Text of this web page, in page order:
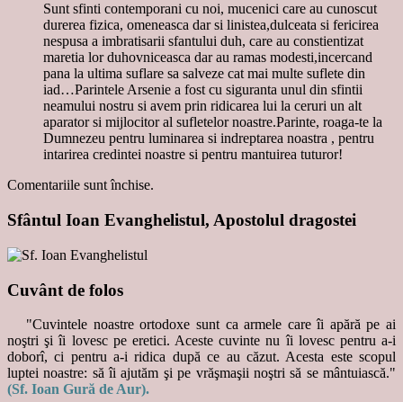
Sunt sfinti contemporani cu noi, mucenici care au cunoscut
durerea fizica, omeneasca dar si linistea,dulceata si fericirea
nespusa a imbratisarii sfantului duh, care au constientizat
maretia lor duhovniceasca dar au ramas modesti,incercand
pana la ultima suflare sa salveze cat mai multe suflete din
iad…Parintele Arsenie a fost cu siguranta unul din sfintii
neamului nostru si avem prin ridicarea lui la ceruri un alt
aparator si mijlocitor al sufletelor noastre.Parinte, roaga-te la
Dumnezeu pentru luminarea si indreptarea noastra , pentru
intarirea credintei noastre si pentru mantuirea tuturor!
Comentariile sunt închise.
Sfântul Ioan Evanghelistul, Apostolul dragostei
Cuvânt de folos
"Cuvintele noastre ortodoxe sunt ca armele care îi apără pe ai
noştri şi îi lovesc pe eretici. Aceste cuvinte nu îi lovesc pentru a-i
doborî, ci pentru a-i ridica după ce au căzut. Acesta este scopul
luptei noastre: să îi ajutăm şi pe vrăşmaşii noştri să se mântuiască."
(Sf. Ioan Gură de Aur).